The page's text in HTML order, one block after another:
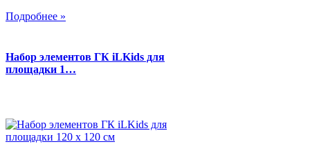
Подробнее »
Набор элементов ГК iLKids для
площадки 1…